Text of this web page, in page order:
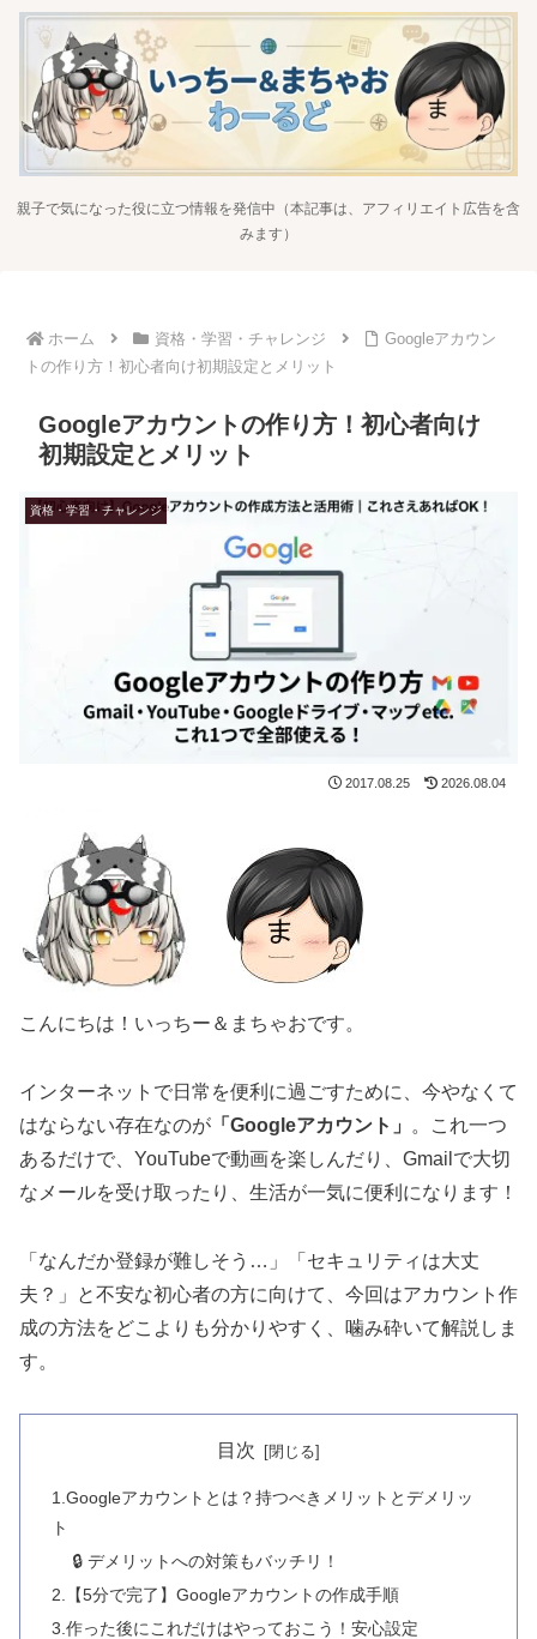
親子で気になった役に立つ情報を発信中（本記事は、アフィリエイト広告を含
みます）
ホーム 資格・学習・チャレンジ
Googleアカウン
トの作り方！初心者向け初期設定とメリット
Googleアカウントの作り方！初心者向け
初期設定とメリット
資格・学習・チャレンジ
2017.08.25 2026.08.04
こんにちは！いっちー＆まちゃおです。
インターネットで日常を便利に過ごすために、今やなくて
はならない存在なのが 「 Googleアカウント」
。これ一つ
あるだけで、YouTubeで動画を楽しんだり、Gmailで大切
なメールを受け取ったり、生活が一気に便利になります！
「なんだか登録が難しそう…」「セキュリティは大丈
夫？」と不安な初心者の方に向けて、今回はアカウント作
成の方法をどこよりも分かりやすく、噛み砕いて解説しま
す。
目次
1.Googleアカウントとは？持つべきメリットとデメリッ
ト
🔒 デメリットへの対策もバッチリ！
2.【5分で完了】Googleアカウントの作成手順
3.作った後にこれだけはやっておこう！安心設定